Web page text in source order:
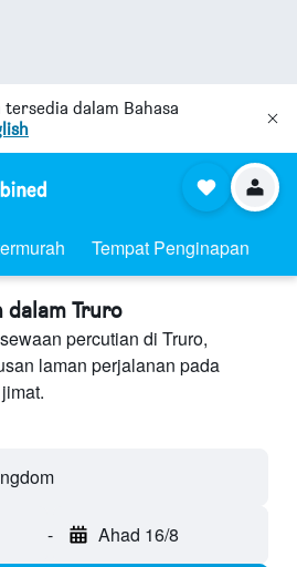
tersedia dalam Bahasa
Tempat Penginapan
dalam Truro
percutian di Truro,
laman perjalanan pada
- Ahad 16/8